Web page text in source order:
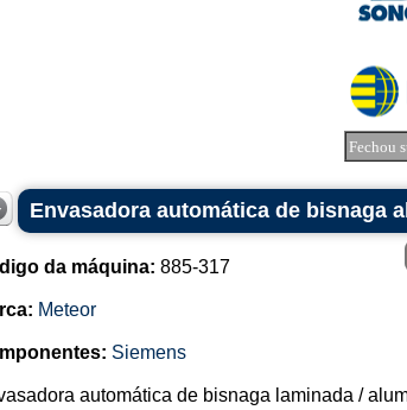
Fechou
Envasadora automática de bisnaga
da máquina: 885-317
Meteor
Siemens
automática de bisnaga laminada /